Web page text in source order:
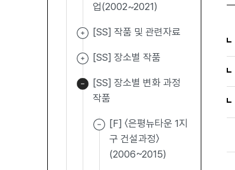
업(2002~2021)
[SS] 작품 및 관련자료
[SS] 장소별 작품
[SS] 장소별 변화 과정
작품
[F] 〈은평뉴타운 1지
구 건설과정〉
(2006~2015)